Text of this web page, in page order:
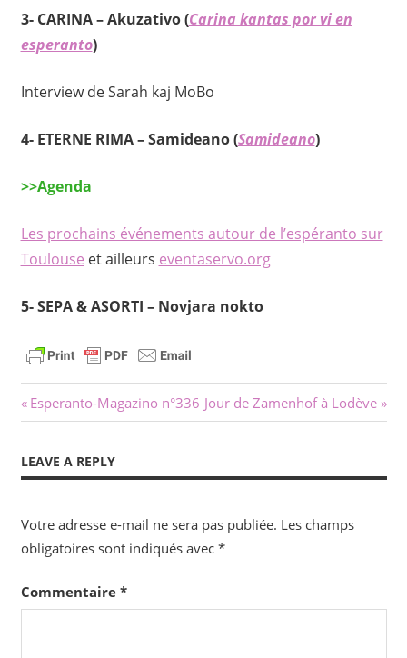
3- CARINA – Akuzativo (Carina kantas por vi en
esperanto)
Interview de Sarah kaj MoBo
4- ETERNE RIMA – Samideano (Samideano)
>>Agenda
Les prochains événements autour de l’espéranto sur
Toulouse et ailleurs eventaservo.org
5- SEPA & ASORTI – Novjara nokto
Navigation
l’article
Previous
Post:
Esperanto-Magazino n°336 Next
Post:
Jour de Zamenhof à Lodève
LEAVE A REPLY
Votre adresse e-mail ne sera pas publiée. Les champs
obligatoires sont indiqués avec *
Commentaire *